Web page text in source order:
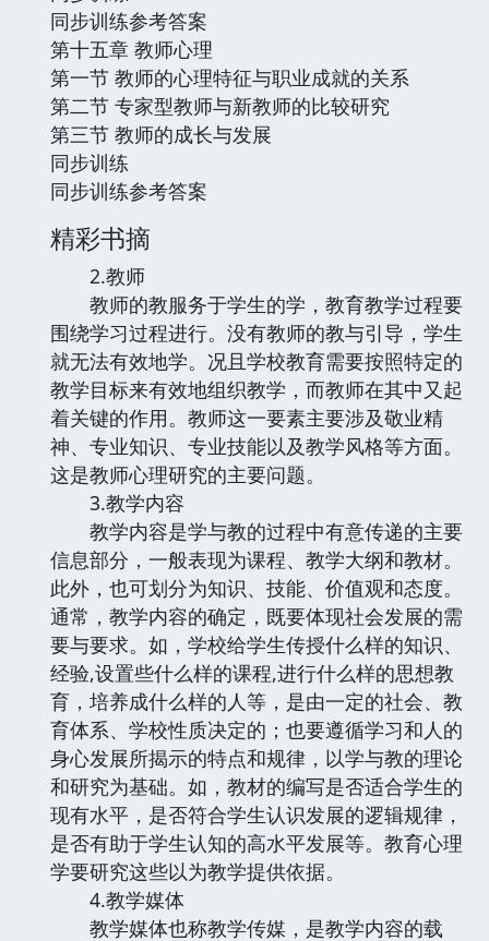
同步训练参考答案
第十五章 教师心理
第一节 教师的心理特征与职业成就的关系
第二节 专家型教师与新教师的比较研究
第三节 教师的成长与发展
同步训练
同步训练参考答案
精彩书摘
2.教师
教师的教服务于学生的学，教育教学过程要
围绕学习过程进行。没有教师的教与引导，学生
就无法有效地学。况且学校教育需要按照特定的
教学目标来有效地组织教学，而教师在其中又起
着关键的作用。教师这一要素主要涉及敬业精
神、专业知识、专业技能以及教学风格等方面。
这是教师心理研究的主要问题。
3.教学内容
教学内容是学与教的过程中有意传递的主要
信息部分，一般表现为课程、教学大纲和教材。
此外，也可划分为知识、技能、价值观和态度。
通常，教学内容的确定，既要体现社会发展的需
要与要求。如，学校给学生传授什么样的知识、
经验,设置些什么样的课程,进行什么样的思想教
育，培养成什么样的人等，是由一定的社会、教
育体系、学校性质决定的；也要遵循学习和人的
身心发展所揭示的特点和规律，以学与教的理论
和研究为基础。如，教材的编写是否适合学生的
现有水平，是否符合学生认识发展的逻辑规律，
是否有助于学生认知的高水平发展等。教育心理
学要研究这些以为教学提供依据。
4.教学媒体
教学媒体也称教学传媒，是教学内容的载